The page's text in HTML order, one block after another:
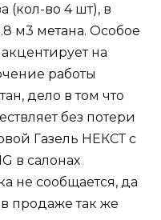
(кол-во 4 шт), в
м3 метана. Особое
на
работы
дело в том что
без потери
Газель НЕКСТ с
в салонах
не сообщается, да
продаже так же